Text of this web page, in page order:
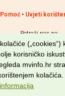
Pomoć• Uvjeti
Potraži nas na:
(„cookies“)
korisničko
mvinfo.hr
kolačića.
informacija